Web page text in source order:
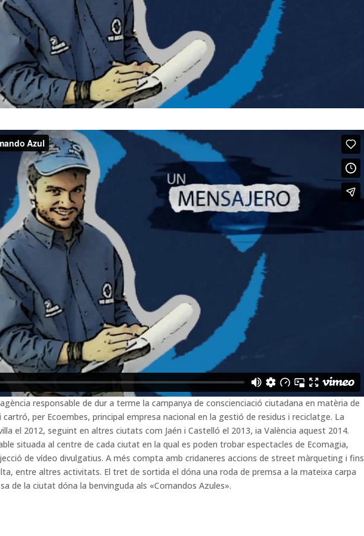
responsable de dur a terme la campanya de conscienciació ciutadana en matèria de
per Ecoembes, principal empresa nacional en la gestió de residus i reciclatge. La
el 2012, seguint en altres ciutats com Jaén i Castelló el 2013, ia València aquest 2014.
situada al centre de cada ciutat en la qual es poden trobar espectacles de Ecomagia,
de vídeo divulgatius. A més compta amb cridaneres accions de street màrqueting i fins
entre altres activitats. El tret de sortida el dóna una roda de premsa a la mateixa carpa
de la ciutat dóna la benvinguda als «Comandos Azules».